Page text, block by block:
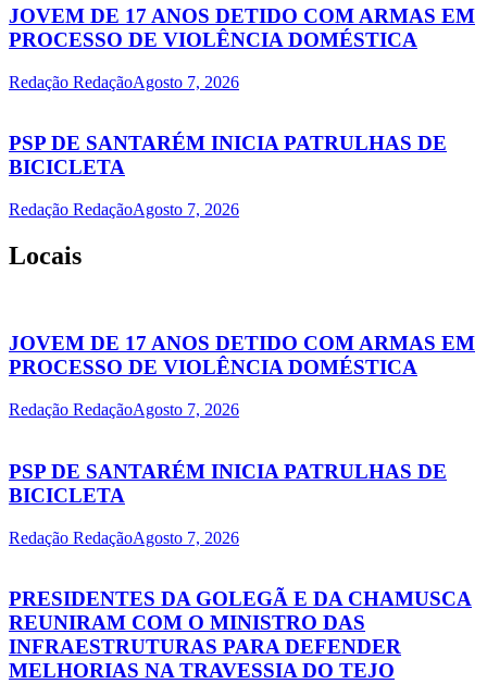
JOVEM DE 17 ANOS DETIDO COM ARMAS EM
PROCESSO DE VIOLÊNCIA DOMÉSTICA
Redação RedaçãoAgosto 7, 2026
PSP DE SANTARÉM INICIA PATRULHAS DE
BICICLETA
Redação RedaçãoAgosto 7, 2026
Locais
JOVEM DE 17 ANOS DETIDO COM ARMAS EM
PROCESSO DE VIOLÊNCIA DOMÉSTICA
Redação RedaçãoAgosto 7, 2026
PSP DE SANTARÉM INICIA PATRULHAS DE
BICICLETA
Redação RedaçãoAgosto 7, 2026
PRESIDENTES DA GOLEGÃ E DA CHAMUSCA
REUNIRAM COM O MINISTRO DAS
INFRAESTRUTURAS PARA DEFENDER
MELHORIAS NA TRAVESSIA DO TEJO